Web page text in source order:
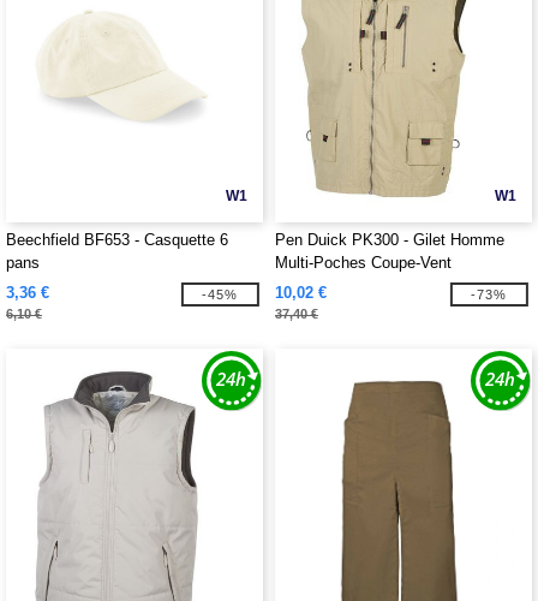
W1
Beechfield BF653 - Casquette 6
pans
3,36 €
6,10 €
-45%
W1
Pen Duick PK300 - Gilet Homme
Multi-Poches Coupe-Vent
10,02 €
37,40 €
-73%